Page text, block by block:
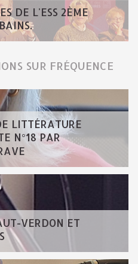
DE L'ESS 2ÈME
SUR FRÉQUENCE
LITTÉRATURE
N°18 PAR
VERDON ET